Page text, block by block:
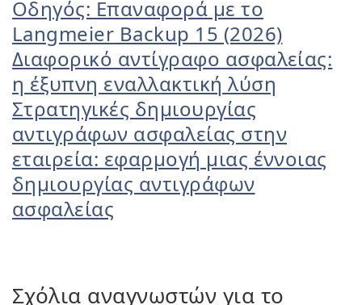
Οδηγός: Επαναφορά με το
Langmeier Backup 15 (2026)
Διαφορικό αντίγραφο ασφαλείας:
η έξυπνη εναλλακτική λύση
Στρατηγικές δημιουργίας
αντιγράφων ασφαλείας στην
εταιρεία: εφαρμογή μιας έννοιας
δημιουργίας αντιγράφων
ασφαλείας
Σχόλια αναγνωστών για το